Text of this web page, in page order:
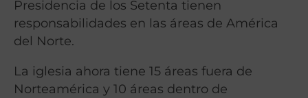
Presidencia de los Setenta tienen
responsabilidades en las áreas de América
del Norte.
La iglesia ahora tiene 15 áreas fuera de
Norteamérica y 10 áreas dentro de